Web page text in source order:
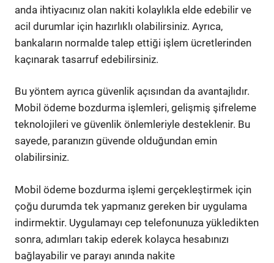
anda ihtiyacınız olan nakiti kolaylıkla elde edebilir ve
acil durumlar için hazırlıklı olabilirsiniz. Ayrıca,
bankaların normalde talep ettiği işlem ücretlerinden
kaçınarak tasarruf edebilirsiniz.
Bu yöntem ayrıca güvenlik açısından da avantajlıdır.
Mobil ödeme bozdurma işlemleri, gelişmiş şifreleme
teknolojileri ve güvenlik önlemleriyle desteklenir. Bu
sayede, paranızın güvende olduğundan emin
olabilirsiniz.
Mobil ödeme bozdurma işlemi gerçekleştirmek için
çoğu durumda tek yapmanız gereken bir uygulama
indirmektir. Uygulamayı cep telefonunuza yükledikten
sonra, adımları takip ederek kolayca hesabınızı
bağlayabilir ve parayı anında nakite